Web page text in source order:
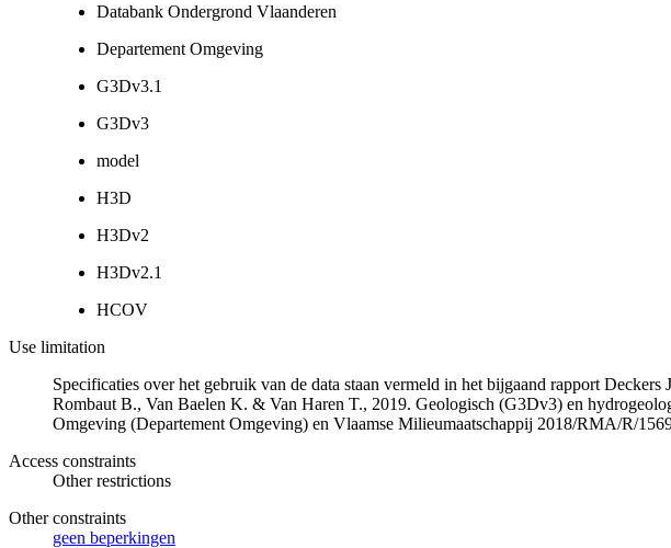
Databank Ondergrond Vlaanderen
Departement Omgeving
G3Dv3.1
G3Dv3
model
H3D
H3Dv2
H3Dv2.1
HCOV
Use limitation
Specificaties over het gebruik van de data staan vermeld in het bijgaand rapport
Rombaut B., Van Baelen K. & Van Haren T., 2019. Geologisch (G3Dv3) en
Omgeving (Departement Omgeving) en Vlaamse Milieumaatschappij 2018/RMA/R/
Access constraints
Other restrictions
Other constraints
geen beperkingen